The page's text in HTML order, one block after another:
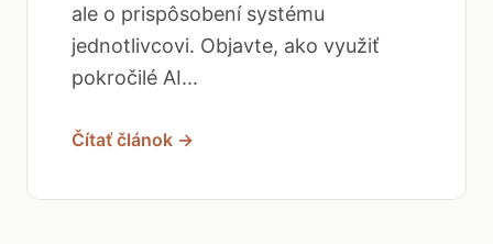
ale o prispôsobení systému
jednotlivcovi. Objavte, ako využiť
pokročilé AI...
Čítať článok →